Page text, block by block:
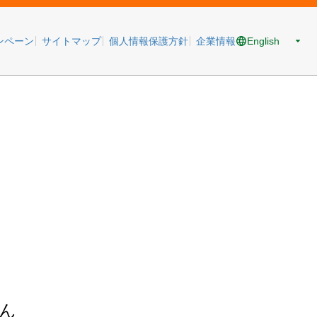
ペーン サイトマップ 個人情報保護方針 企業情報 English